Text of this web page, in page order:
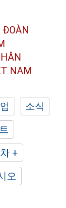
ĐOÀN
NAM
소식
+
오